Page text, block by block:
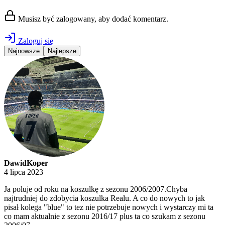
Musisz być zalogowany, aby dodać komentarz.
Zaloguj się
Najnowsze Najlepsze
DawidKoper
4 lipca 2023
Ja poluje od roku na koszulkę z sezonu 2006/2007.Chyba
najtrudniej do zdobycia koszulka Realu. A co do nowych to jak
pisał kolega "blue" to tez nie potrzebuje nowych i wystarczy mi ta
co mam aktualnie z sezonu 2016/17 plus ta co szukam z sezonu